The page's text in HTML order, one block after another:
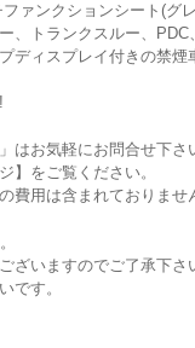
ァンクションシート(グレ
、トランクスルー、PDC、
ディスプレイ付きの禁
はお気軽にお問合せ下さ
】をご覧ください。
用は含まれておりませ
ざいますのでご了承下さ
です。